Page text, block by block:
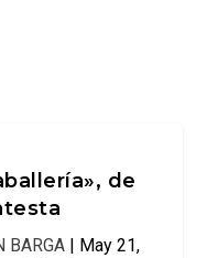
de
BARGA| May 21,